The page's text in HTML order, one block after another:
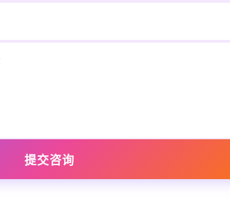
提交咨询